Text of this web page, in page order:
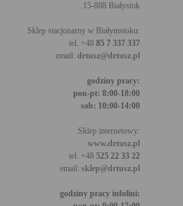
15-888 Białystok
Sklep stacjonarny w Białymstoku:
tel. +48 85 7 337 337
email: drtusz@drtusz.pl
godziny pracy:
pon-pt: 8:00-18:00
sob: 10:00-14:00
Sklep internetowy:
www.drtusz.pl
tel. +48 525 22 33 22
email: sklep@drtusz.pl
godziny pracy infolini: